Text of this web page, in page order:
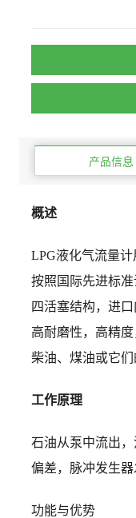
产品信息
概述
LPG液化气流量
按照国际先进标准
四活塞结构，进
高耐磨性，高精
柴油、煤油或它们
工作原理
石油从泵中流出
偏差，脉冲发生器
功能与优势